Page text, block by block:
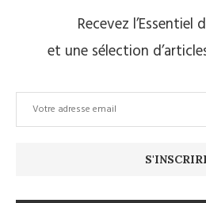
Recevez l’Essentiel
et une sélection